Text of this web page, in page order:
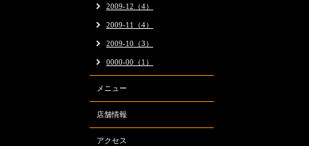
2009-12（4）
2009-11（4）
2009-10（3）
0000-00（1）
メニュー
店舗情報
アクセス